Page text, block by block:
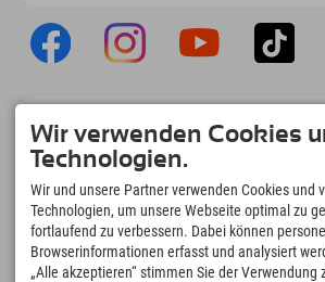
Upload Deiner #ExplorerMoments, Mein
Explorer To Go mit Buchungsübersicht,
downloaden!
Zeit für Explorer Moments
Wir verwenden Cookies
Technologien.
Wir und unsere Partner verwenden Cookies und
Technologien, um unsere Webseite optimal zu
fortlaufend zu verbessern. Dabei können
Browserinformationen erfasst und analysiert
„Alle akzeptieren“ stimmen Sie der Verwendung